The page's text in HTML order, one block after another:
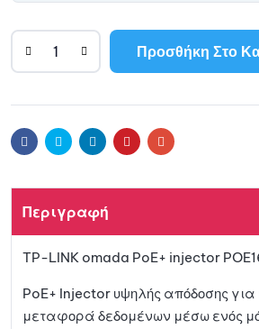
Προσθήκη Στο
l
r
FacebookTwitter LinkedinPinterestEmail
Περιγραφή
TP-LINK omada PoE+ injector
PoE+ Injector υψηλής απόδοσης για
μεταφορά δεδομένων μέσω ενός